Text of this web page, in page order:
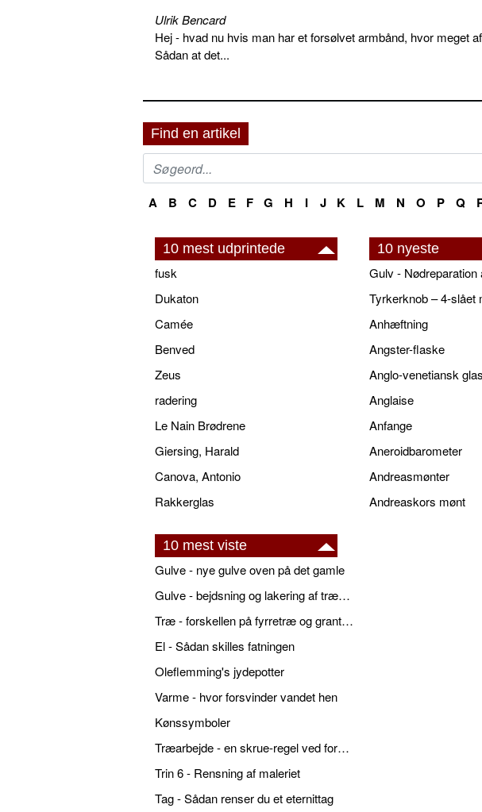
Ulrik Bencard
Hej - hvad nu hvis man har et forsølvet armbånd, hvor meget
Sådan at det...
Find en artikel
A B C D E F G H I J K L M N O P Q
10 mest udprintede
fusk
Dukaton
Camée
Benved
Zeus
radering
Le Nain Brødrene
Giersing, Harald
Canova, Antonio
Rakkerglas
10 nyeste
Gulv -
Tyrkerknob – 4-slået
Anhæftning
Angster-flaske
Anglo-venetiansk glas
Anglaise
Anfange
Aneroidbarometer
Andreasmønter
Andreaskors mønt
10 mest viste
Gulve - nye gulve oven på det gamle
Gulve - bejdsning og lakering af trægulve
Træ - forskellen på fyrretræ og grantræ
El - Sådan skilles fatningen
Oleflemming's jydepotter
Varme - hvor forsvinder vandet hen
Kønssymboler
Træarbejde - en skrue-regel ved forboring
Trin 6 - Rensning af maleriet
Tag - Sådan renser du et eternittag